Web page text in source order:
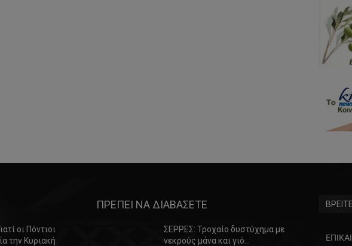
οι Πόντιοι
την Κυριακή
ΠΡΕΠΕΙ ΝΑ ΔΙΑΒΑΣΕΤΕ
ΣΕΡΡΕΣ: Τροχαίο δυστύχημα με
νεκρούς μάνα και γιό…